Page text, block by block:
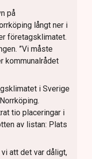
på
långt ner i
företagsklimatet.
”Vi måste
kommunalrådet
i Sverige
tio placeringar i
av listan: Plats
att det var dåligt,